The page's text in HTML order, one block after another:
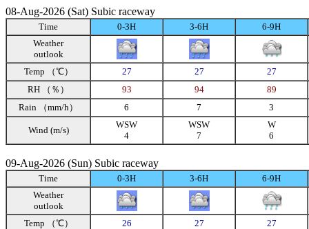
08-Aug-2026 (Sat) Subic raceway
Time 0-3H 3-6H
6-9H
Weather
outlook
Temp （℃）
27 27
27
RH （％）
93 94
89
Rain （mm/h）
6 7 3
Wind (m/s)
WSW
4
WSW
7
W
6
09-Aug-2026 (Sun) Subic raceway
Time 0-3H 3-6H
6-9H
Weather
outlook
Temp （℃）
26 27
27